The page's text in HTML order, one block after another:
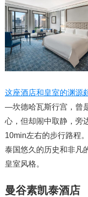
这座酒店和皇室的渊源
—坎德哈瓦斯行宫，曾
心，但却闹中取静，旁
10min左右的步行路程
泰国悠久的历史和非凡
皇室风格。
曼谷素凯泰酒店